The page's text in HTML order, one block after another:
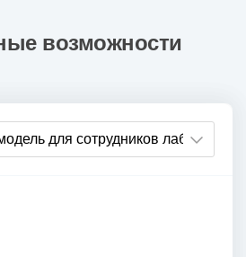
возможности